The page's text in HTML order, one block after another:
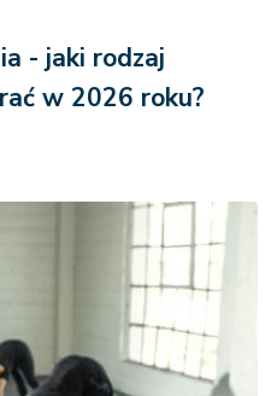
- jaki rodzaj
w 2026 roku?